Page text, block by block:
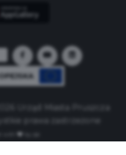
Urząd Miasta Pruszcza
prawa zastrzeżone